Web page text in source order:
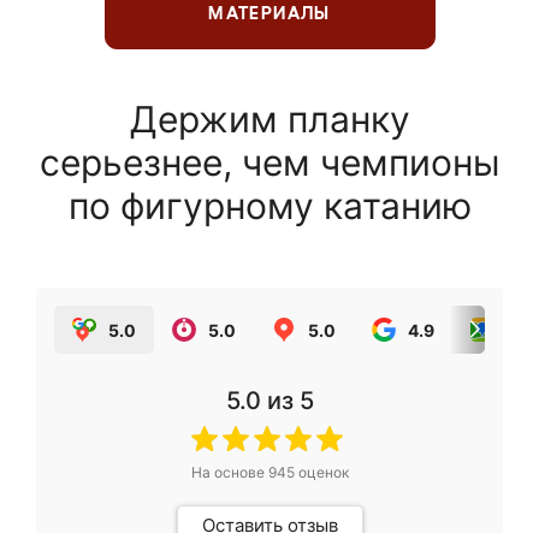
МАТЕРИАЛЫ
Держим планку
серьезнее, чем чемпионы
по фигурному катанию
5.0 5.0 5.0 4.9
5.0 из 5
На основе 945оценок
Оставить отзыв